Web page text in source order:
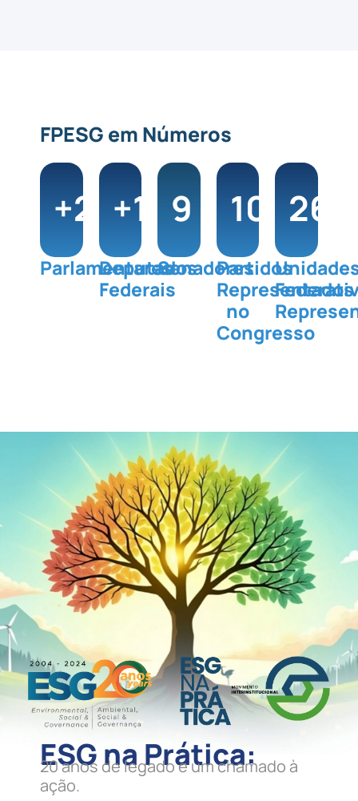
FPESG em Números
+200
Parlamentares
+180
Deputados
Federais
9
Senadores
100%
Partidos
Representados
no
Congresso
26
ESG na Prática:
20 anos de legado e um chamado à
ação.